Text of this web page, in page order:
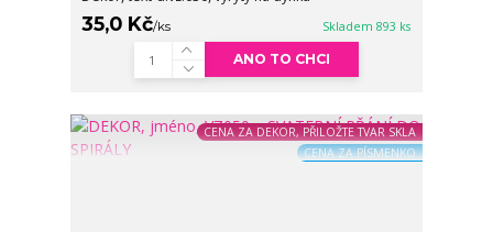
35,0 Kč/ks Skladem 893 ks
ANO TO CHCI
CENA ZA DEKOR, PŘILOŽTE TVAR SKLA
CENA ZA PÍSMENKO